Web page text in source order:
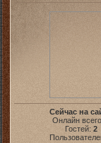
Сейчас на
Онлайн
Гостей: 2